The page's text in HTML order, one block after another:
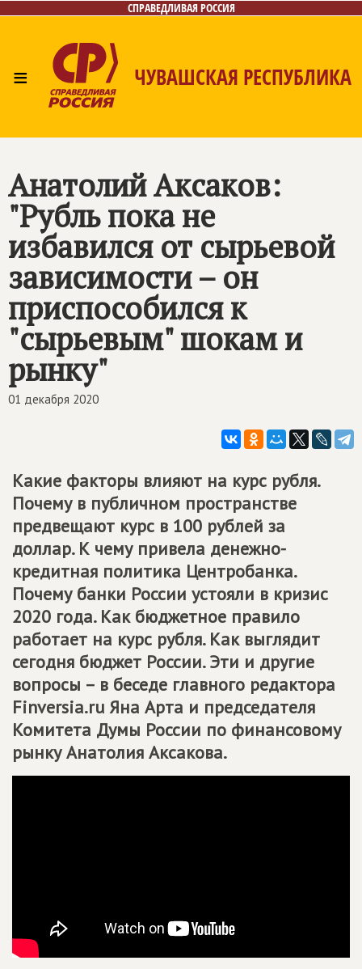
СПРАВЕДЛИВАЯ РОССИЯ
≡ ЧУВАШСКАЯ РЕСПУБЛИКА
Контакты
Анатолий Аксаков:
"Рубль пока не
избавился от сырьевой
зависимости – он
приспособился к
"сырьевым" шокам и
рынку"
01 декабря 2020
Какие факторы влияют на курс рубля.
Почему в публичном пространстве
предвещают курс в 100 рублей за
доллар. К чему привела денежно-
кредитная политика Центробанка.
Почему банки России устояли в кризис
2020 года. Как бюджетное правило
работает на курс рубля. Как выглядит
сегодня бюджет России. Эти и другие
вопросы – в беседе главного редактора
Finversia.ru Яна Арта и председателя
Комитета Думы России по финансовому
рынку Анатолия Аксакова.